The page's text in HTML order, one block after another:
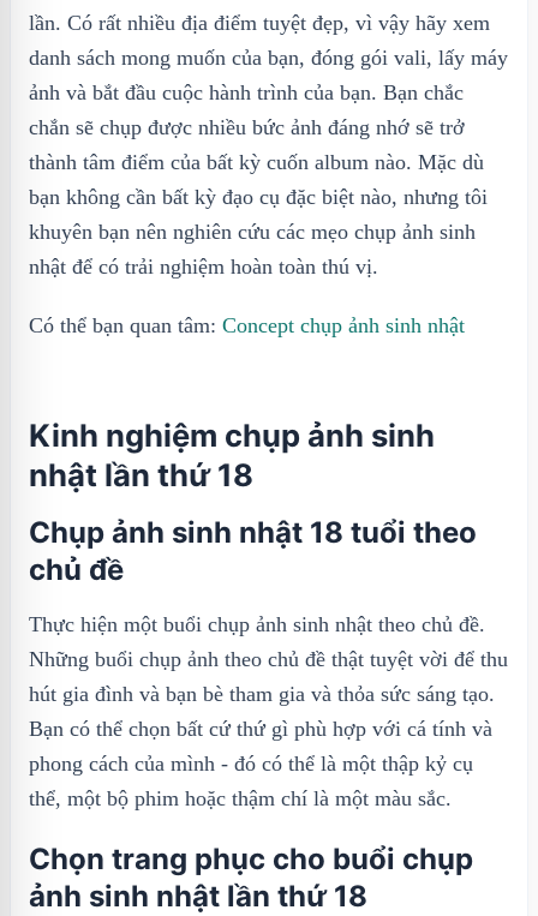
lần. Có rất nhiều địa điểm tuyệt đẹp, vì vậy hãy xem
danh sách mong muốn của bạn, đóng gói vali, lấy máy
ảnh và bắt đầu cuộc hành trình của bạn. Bạn chắc
chắn sẽ chụp được nhiều bức ảnh đáng nhớ sẽ trở
thành tâm điểm của bất kỳ cuốn album nào. Mặc dù
bạn không cần bất kỳ đạo cụ đặc biệt nào, nhưng tôi
khuyên bạn nên nghiên cứu các mẹo chụp ảnh sinh
nhật để có trải nghiệm hoàn toàn thú vị.
Có thể bạn quan tâm: Concept chụp ảnh sinh nhật
Kinh nghiệm chụp ảnh sinh
nhật lần thứ 18
Chụp ảnh sinh nhật 18 tuổi theo
chủ đề
Thực hiện một buổi chụp ảnh sinh nhật theo chủ đề.
Những buổi chụp ảnh theo chủ đề thật tuyệt vời để thu
hút gia đình và bạn bè tham gia và thỏa sức sáng tạo.
Bạn có thể chọn bất cứ thứ gì phù hợp với cá tính và
phong cách của mình - đó có thể là một thập kỷ cụ
thể, một bộ phim hoặc thậm chí là một màu sắc.
Chọn trang phục cho buổi chụp
ảnh sinh nhật lần thứ 18